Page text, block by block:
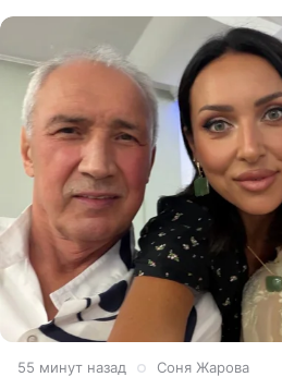
55 минут назад Соня Жарова